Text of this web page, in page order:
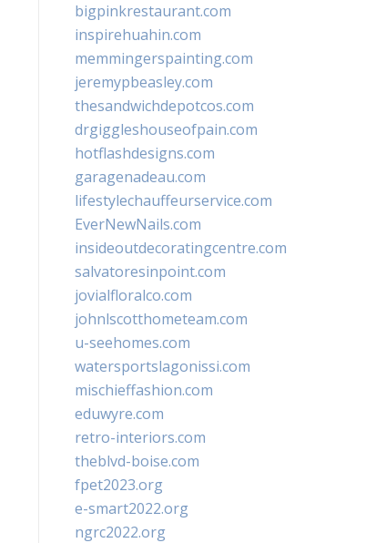
bigpinkrestaurant.com
inspirehuahin.com
memmingerspainting.com
jeremypbeasley.com
thesandwichdepotcos.com
drgiggleshouseofpain.com
hotflashdesigns.com
garagenadeau.com
lifestylechauffeurservice.com
EverNewNails.com
insideoutdecoratingcentre.com
salvatoresinpoint.com
jovialfloralco.com
johnlscotthometeam.com
u-seehomes.com
watersportslagonissi.com
mischieffashion.com
eduwyre.com
retro-interiors.com
theblvd-boise.com
fpet2023.org
e-smart2022.org
ngrc2022.org